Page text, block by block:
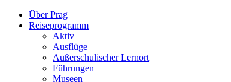
Über Prag
Reiseprogramm
Aktiv
Ausflüge
Außerschulischer Lernort
Führungen
Museen